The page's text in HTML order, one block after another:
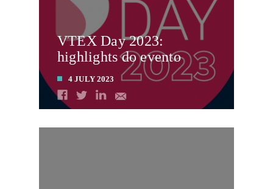
VTEX Day 2023:
highlights do evento
4 JULY 2023